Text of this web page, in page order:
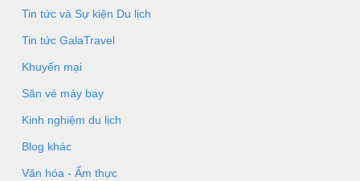
Tin tức và Sự kiện Du lịch
Tin tức GalaTravel
Khuyến mại
Săn vé máy bay
Kinh nghiệm du lịch
Blog khác
Văn hóa - Ẩm thực